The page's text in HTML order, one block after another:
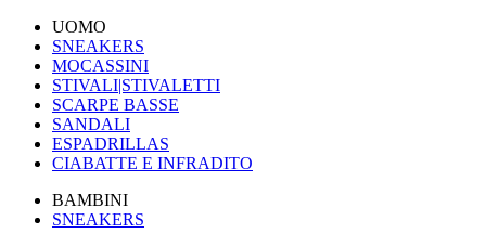
UOMO
SNEAKERS
MOCASSINI
STIVALI|STIVALETTI
SCARPE BASSE
SANDALI
ESPADRILLAS
CIABATTE E INFRADITO
BAMBINI
SNEAKERS